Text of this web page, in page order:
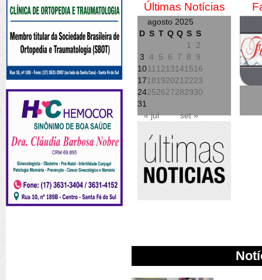
Últimas Notícias
agosto 2025
D S T Q Q S S
« jul set »
1
2
3 4 5 6 7 8
9
1011 1213141516
1718192021 2223
24252627282930
31